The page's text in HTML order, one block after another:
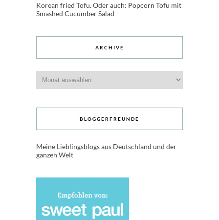
Korean fried Tofu. Oder auch: Popcorn Tofu mit
Smashed Cucumber Salad
ARCHIVE
BLOGGERFREUNDE
Meine Lieblingsblogs aus Deutschland und der
ganzen Welt